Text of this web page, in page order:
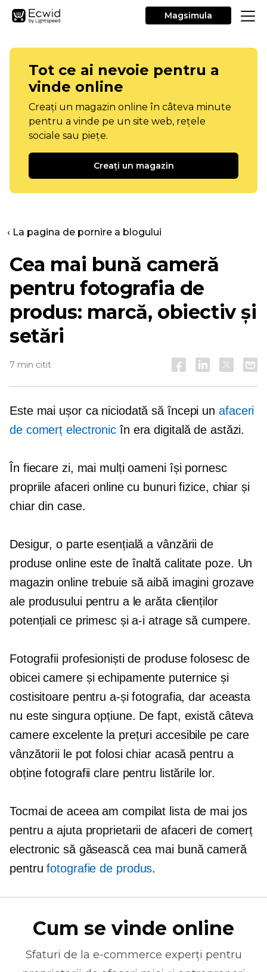
Magsimula
Tot ce ai nevoie pentru a
vinde online
Creați un magazin online în câteva minute
pentru a vinde pe un site web, rețele
sociale sau piețe.
Creați un magazin
‹ La pagina de pornire a blogului
Cea mai bună cameră
pentru fotografia de
produs: marcă, obiectiv și
setări
7 min citit
Este mai ușor ca niciodată să începi un afaceri
de comerț electronic în era digitală de astăzi.
În fiecare zi, mai mulți oameni își pornesc
propriile afaceri online cu bunuri fizice, chiar și
chiar din case.
Desigur, o parte esențială a vânzării de
produse online este de înaltă calitate poze. Un
magazin online trebuie să aibă imagini grozave
ale produsului pentru a le arăta clienților
potențiali ce primesc și a-i atrage să cumpere.
Fotografii profesioniști de produse folosesc de
obicei camere și echipamente puternice și
costisitoare pentru a-și fotografia, dar aceasta
nu este singura opțiune. De fapt, există câteva
camere excelente la prețuri accesibile pe care
vânzătorii le pot folosi chiar acasă pentru a
obține fotografii clare pentru listările lor.
Tocmai de aceea am compilat lista de mai jos
pentru a ajuta proprietarii de afaceri de comerț
electronic să găsească cea mai bună cameră
pentrufotografie de produs.
Cum se vinde online
Sfaturi de la e-commerce experți pentru